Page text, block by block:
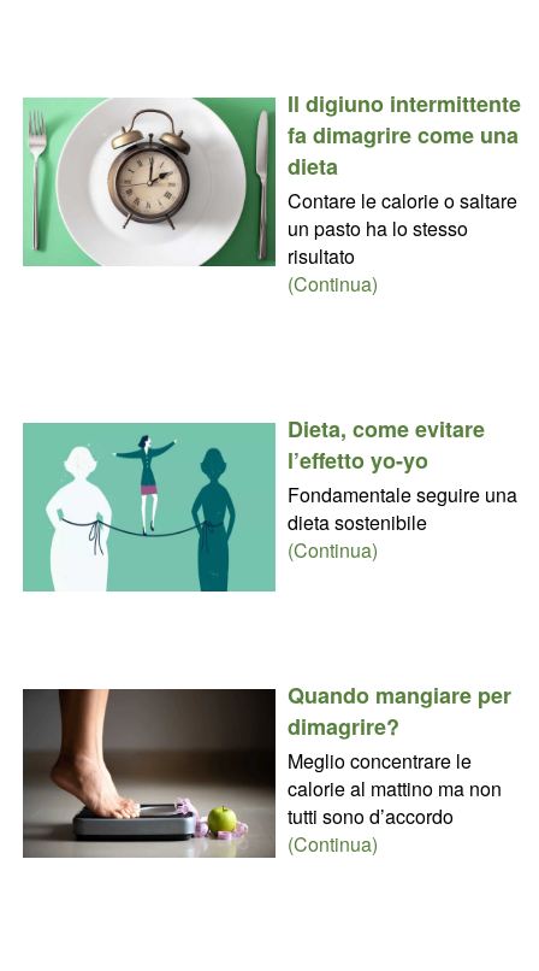
Il digiuno intermittente
fa dimagrire come una
dieta
Contare le calorie o saltare
un pasto ha lo stesso
risultato
(Continua)
Dieta, come evitare
l’effetto yo-yo
Fondamentale seguire una
dieta sostenibile
(Continua)
Quando mangiare per
dimagrire?
Meglio concentrare le
calorie al mattino ma non
tutti sono d’accordo
(Continua)